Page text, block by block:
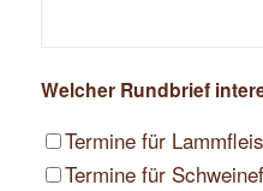
Welcher Rundbrief
Termine für
Termine für